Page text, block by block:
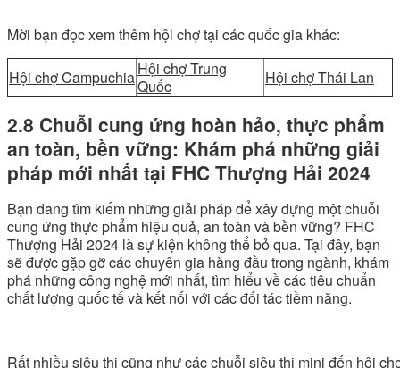
Mời bạn đọc xem thêm hội chợ tại các quốc gia khác:
Hội chợ CampuchiaHội chợ Trung
Quốc
Hội chợ Thái Lan
2.8 Chuỗi cung ứng hoàn hảo, thực phẩm
an toàn, bền vững: Khám phá những giải
pháp mới nhất tại FHC Thượng Hải 2024
Bạn đang tìm kiếm những giải pháp để xây dựng một chuỗi
cung ứng thực phẩm hiệu quả, an toàn và bền vững? FHC
Thượng Hải 2024 là sự kiện không thể bỏ qua. Tại đây, bạn
sẽ được gặp gỡ các chuyên gia hàng đầu trong ngành, khám
phá những công nghệ mới nhất, tìm hiểu về các tiêu chuẩn
chất lượng quốc tế và kết nối với các đối tác tiềm năng.
Rất nhiều siêu thị cũng như các chuỗi siêu thị mini đến hội